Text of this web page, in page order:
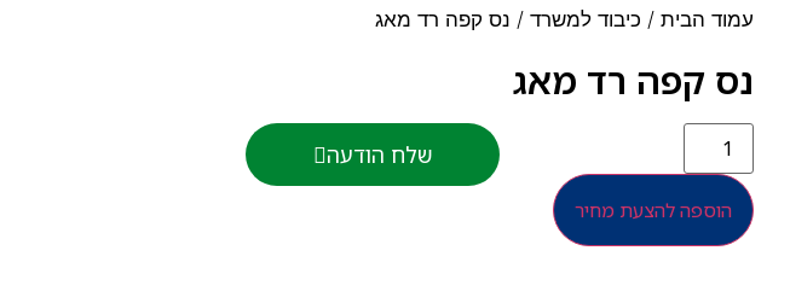
עמוד הבית / כיבוד למשרד / נס קפה רד מאג
נס קפה רד מאג
הוספה להצעת מחיר
שלח הודעה